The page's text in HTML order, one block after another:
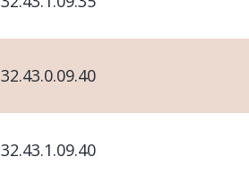
32.43.0.09.40
32.43.1.09.40